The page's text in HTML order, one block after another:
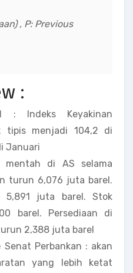
, P: Previous
:
: Indeks Keyakinan
tipis menjadi 104,2 di
Januari
di AS selama
turun 6,076 juta barel.
juta barel. Stok
barel. Persediaan di
2,388 juta barel
Perbankan : akan
yang lebih ketat